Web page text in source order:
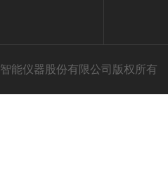
能仪器股份有限公司版权所有